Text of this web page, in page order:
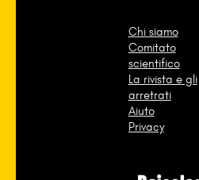
Chi siamo
Comitato
scientifico
La rivista e gli
arretrati
Aiuto
Privacy